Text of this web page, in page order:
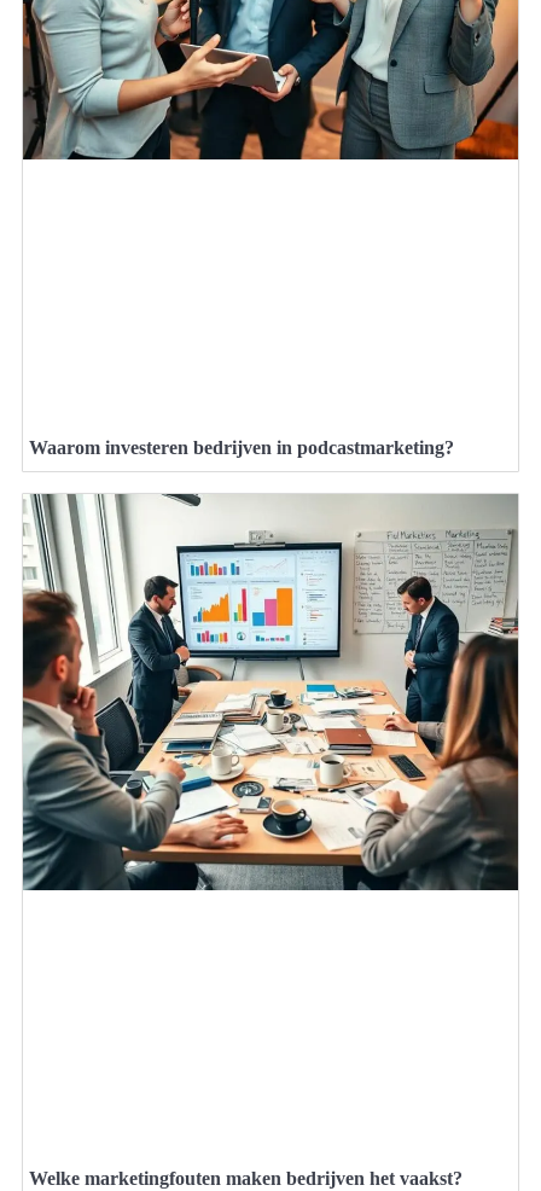
Waarom investeren bedrijven in podcastmarketing?
Welke marketingfouten maken bedrijven het vaakst?